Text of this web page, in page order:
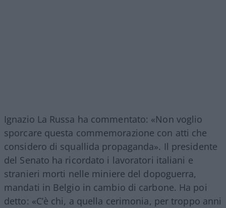
Ignazio La Russa ha commentato: «Non voglio
sporcare questa commemorazione con atti che
considero di squallida propaganda». Il presidente
del Senato ha ricordato i lavoratori italiani e
stranieri morti nelle miniere del dopoguerra,
mandati in Belgio in cambio di carbone. Ha poi
detto: «C’è chi, a quella cerimonia, per troppo anni